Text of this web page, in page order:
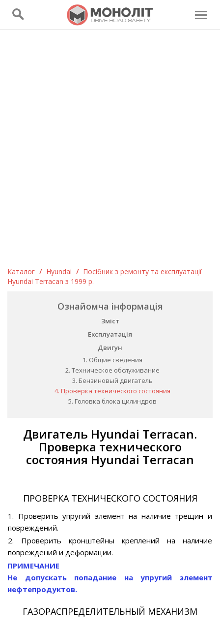
Каталог / Hyundai / Посібник з ремонту та експлуатації
Hyundai Terracan з 1999 р.
Ознайомча інформація
Зміст
Експлуатація
Двигун
1. Общие сведения
2. Техническое обслуживание
3. Бензиновый двигатель
4. Проверка технического состояния
5. Головка блока цилиндров
Двигатель Hyundai Terracan.
Проверка технического
состояния Hyundai Terracan
ПРОВЕРКА ТЕХНИЧЕСКОГО СОСТОЯНИЯ
1. Проверить упругий элемент на наличие трещин и
повреждений.
2. Проверить кронштейны креплений на наличие
повреждений и деформации.
ПРИМЕЧАНИЕ
Не допускать попадание на упругий элемент
нефтепродуктов.
ГАЗОРАСПРЕДЕЛИТЕЛЬНЫЙ МЕХАНИЗМ